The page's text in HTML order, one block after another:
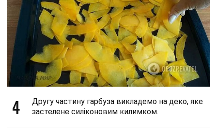
4
Другу частину гарбуза викладемо на деко, яке
застелене силіконовим килимком.